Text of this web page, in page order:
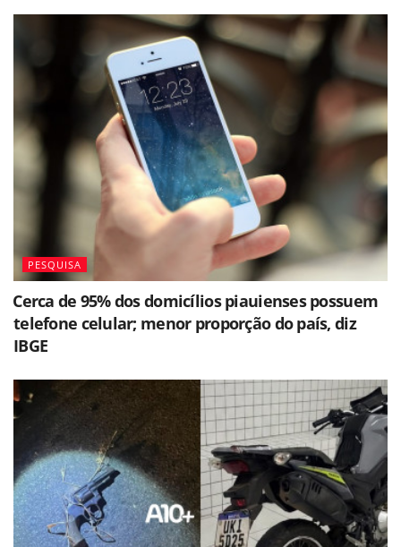
PESQUISA
⁠Cerca de 95% dos domicílios piauienses possuem
telefone celular; menor proporção do país, diz
IBGE